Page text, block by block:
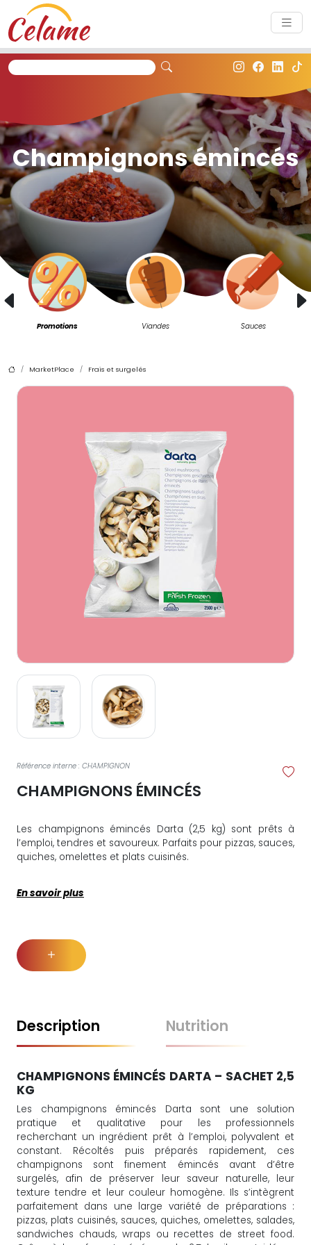
Champignons émincés
Promotions Viandes Sauces
MarketPlace Frais et surgelés
Référence interne : CHAMPIGNON
CHAMPIGNONS ÉMINCÉS
Les champignons émincés Darta (2,5 kg) sont prêts à
l’emploi, tendres et savoureux. Parfaits pour pizzas, sauces,
quiches, omelettes et plats cuisinés.
En savoir plus
Description Nutrition
CHAMPIGNONS ÉMINCÉS DARTA – SACHET 2,5
KG
Les champignons émincés Darta sont une solution
pratique et qualitative pour les professionnels
recherchant un ingrédient prêt à l’emploi, polyvalent et
constant. Récoltés puis préparés rapidement, ces
champignons sont finement émincés avant d’être
surgelés, afin de préserver leur saveur naturelle, leur
texture tendre et leur couleur homogène. Ils s’intègrent
parfaitement dans une large variété de préparations :
pizzas, plats cuisinés, sauces, quiches, omelettes, salades,
sandwiches chauds, wraps ou recettes de street food.
Panneau de gestion des cookies